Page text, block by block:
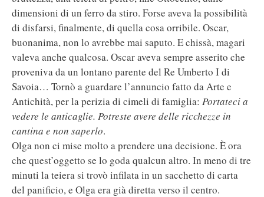
dimensioni di un ferro da stiro. Forse aveva la possibilità
di disfarsi, finalmente, di quella cosa orribile. Oscar,
buonanima, non lo avrebbe mai saputo. E chissà, magari
valeva anche qualcosa. Oscar aveva sempre asserito che
proveniva da un lontano parente del Re Umberto I di
Savoia… Tornò a guardare l’annuncio fatto da Arte e
Antichità, per la perizia di cimeli di famiglia: Portateci a
vedere le anticaglie. Potreste avere delle ricchezze in
cantina e non saperlo.
Olga non ci mise molto a prendere una decisione. È ora
che quest’oggetto se lo goda qualcun altro. In meno di tre
minuti la teiera si trovò infilata in un sacchetto di carta
del panificio, e Olga era già diretta verso il centro.